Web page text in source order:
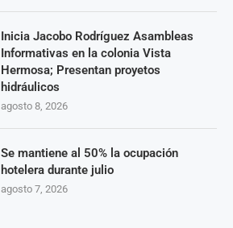
Inicia Jacobo Rodríguez Asambleas
Informativas en la colonia Vista
Hermosa; Presentan proyetos
hidráulicos
agosto 8, 2026
Se mantiene al 50% la ocupación
hotelera durante julio
agosto 7, 2026